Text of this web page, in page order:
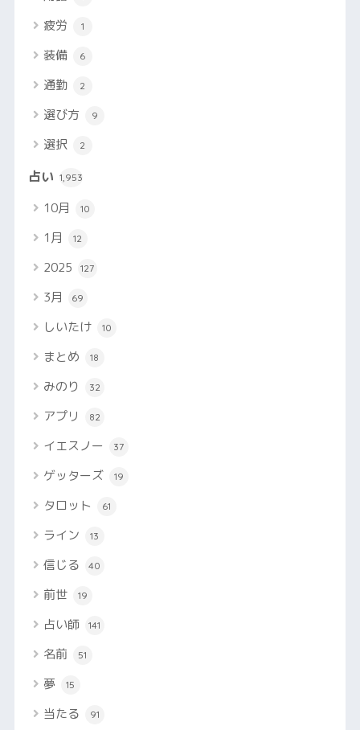
疲労 1
装備 6
通勤 2
選び方 9
選択 2
占い 1,953
10月 10
1月 12
2025 127
3月 69
しいたけ 10
まとめ 18
みのり 32
アプリ 82
イエスノー 37
ゲッターズ 19
タロット 61
ライン 13
信じる 40
前世 19
占い師 141
名前 51
夢 15
当たる 91